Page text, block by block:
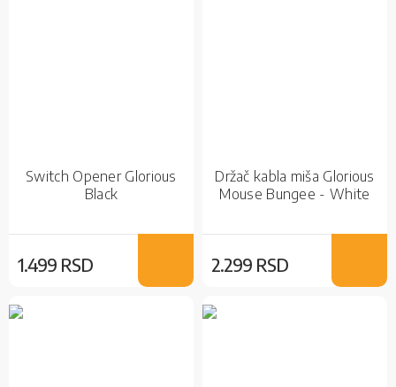
Switch Opener Glorious
Black
1.499 RSD
Držač kabla miša Glorious
Mouse Bungee - White
2.299 RSD